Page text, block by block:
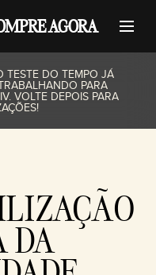
AGORA
TESTE DO TEMPO JÁ
PARA
VOLTE DEPOIS PARA
DA